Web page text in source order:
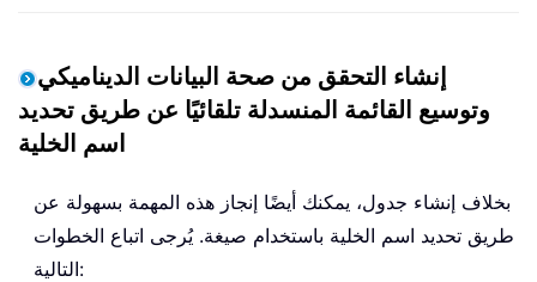
إنشاء التحقق من صحة البيانات الديناميكي
وتوسيع القائمة المنسدلة تلقائيًا عن طريق تحديد
اسم الخلية
بخلاف إنشاء جدول، يمكنك أيضًا إنجاز هذه المهمة بسهولة عن
طريق تحديد اسم الخلية باستخدام صيغة. يُرجى اتباع الخطوات
التالية: